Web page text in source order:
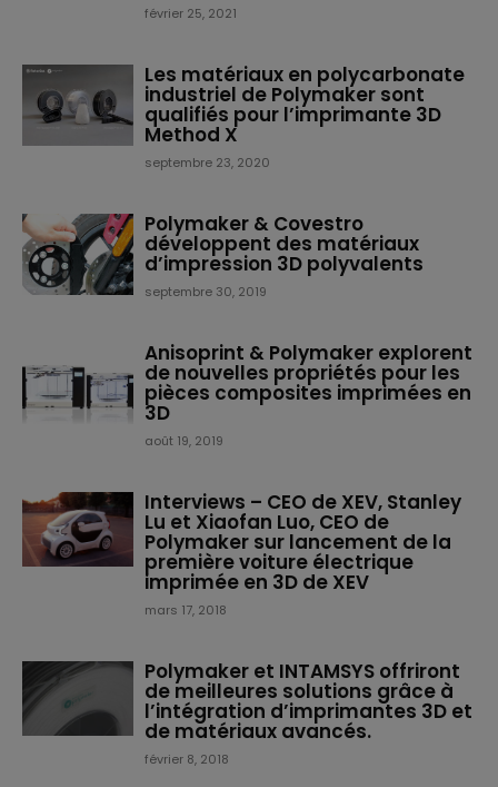
février 25, 2021
Les matériaux en polycarbonate
industriel de Polymaker sont
qualifiés pour l’imprimante 3D
Method X
septembre 23, 2020
Polymaker & Covestro
développent des matériaux
d’impression 3D polyvalents
septembre 30, 2019
Anisoprint & Polymaker explorent
de nouvelles propriétés pour les
pièces composites imprimées en
3D
août 19, 2019
Interviews – CEO de XEV, Stanley
Lu et Xiaofan Luo, CEO de
Polymaker sur lancement de la
première voiture électrique
imprimée en 3D de XEV
mars 17, 2018
Polymaker et INTAMSYS offriront
de meilleures solutions grâce à
l’intégration d’imprimantes 3D et
de matériaux avancés.
février 8, 2018